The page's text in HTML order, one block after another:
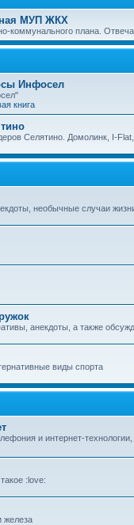
МУП ЖКХ
коммунального плана.
Инфосел
книга
Селятино. Домолинк, I-
необычные случаи
анекдоты, а также
виды спорта
и интернет-
:love:
железа